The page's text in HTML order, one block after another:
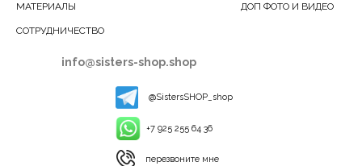
info@sisters-shop.shop
ДОП ФОТО И ВИДЕО
@SistersSHOP_shop
+7 925 255 64 36
перезвоните мне
МАТЕРИАЛЫ
СОТРУДНИЧЕСТВО